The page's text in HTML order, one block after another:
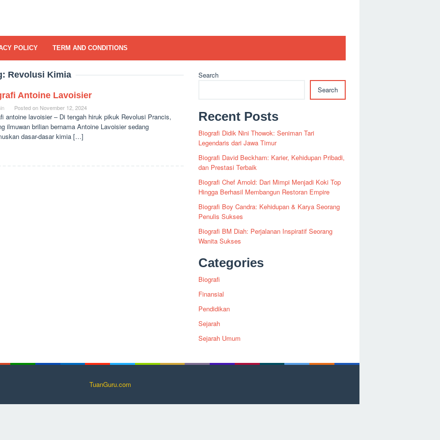
POLICY TERM AND CONDITIONS
Revolusi Kimia
Antoine Lavoisier
Posted on November 12, 2024
antoine lavoisier – Di tengah hiruk pikuk Revolusi Prancis,
ilmuwan brilian bernama Antoine Lavoisier sedang
dasar-dasar kimia […]
Search
Search
Recent Posts
Biografi Didik Nini Thowok: Seniman Tari
Legendaris dari Jawa Timur
Biografi David Beckham: Karier, Kehidupan Pribadi,
dan Prestasi Terbaik
Biografi Chef Arnold: Dari Mimpi Menjadi Koki Top
Hingga Berhasil Membangun Restoran Empire
Biografi Boy Candra: Kehidupan & Karya Seorang
Penulis Sukses
Biografi BM Diah: Perjalanan Inspiratif Seorang
Wanita Sukses
Categories
Biografi
Finansial
Pendidikan
Sejarah
Sejarah Umum
TuanGuru.com